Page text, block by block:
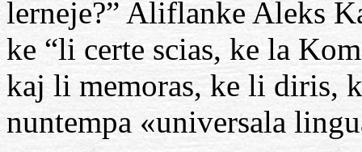
lerneje?” Aliflanke Aleks
ke “li certe scias, ke la
kaj li memoras, ke li diris,
nuntempa «universala